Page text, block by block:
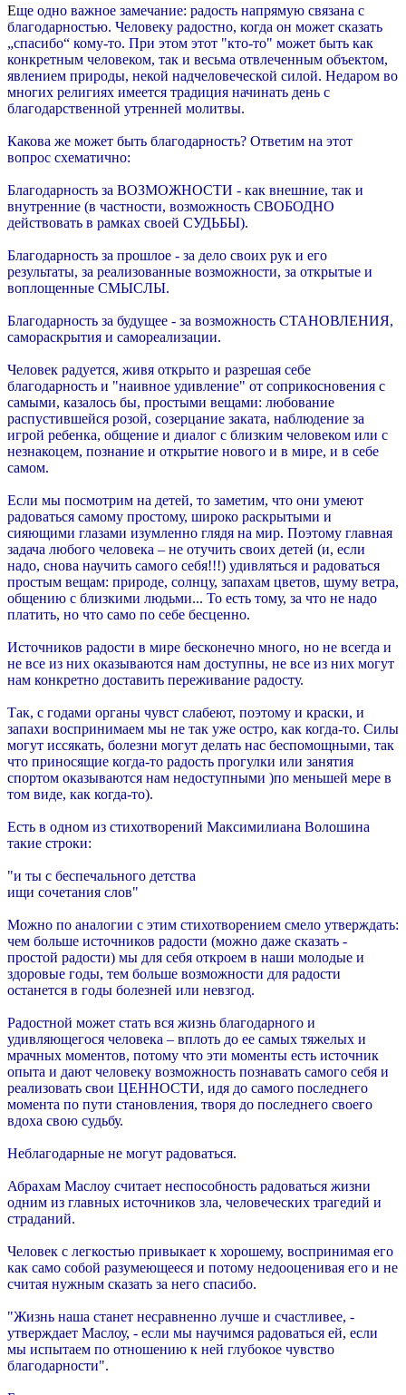
Еще одно важное замечание: радость напрямую связана с
благодарностью. Человеку радостно, когда он может сказать
„спасибо“ кому-то. При этом этот "кто-то" может быть как
конкретным человеком, так и весьма отвлеченным объектом,
явлением природы, некой надчеловеческой силой. Недаром во
многих религиях имеется традиция начинать день с
благодарственной утренней молитвы.
Какова же может быть благодарность? Ответим на этот
вопрос схематично:
Благодарность за ВОЗМОЖНОСТИ - как внешние, так и
внутренние (в частности, возможность СВОБОДНО
действовать в рамках своей СУДЬБЫ).
Благодарность за прошлое - за дело своих рук и его
результаты, за реализованные возможности, за открытые и
воплощенные СМЫСЛЫ.
Благодарность за будущее - за возможность СТАНОВЛЕНИЯ,
самораскрытия и самореализации.
Человек радуется, живя открыто и разрешая себе
благодарность и "наивное удивление" от соприкосновения с
самыми, казалось бы, простыми вещами: любование
распустившейся розой, созерцание заката, наблюдение за
игрой ребенка, общение и диалог с близким человеком или с
незнакоцем, познание и открытие нового и в мире, и в себе
самом.
Если мы посмотрим на детей, то заметим, что они умеют
радоваться самому простому, широко раскрытыми и
сияющими глазами изумленно глядя на мир. Поэтому главная
задача любого человека – не отучить своих детей (и, если
надо, снова научить самого себя!!!) удивляться и радоваться
простым вещам: природе, солнцу, запахам цветов, шуму ветра,
общению с близкими людьми... То есть тому, за что не надо
платить, но что само по себе бесценно.
Источников радости в мире бесконечно много, но не всегда и
не все из них оказываются нам доступны, не все из них могут
нам конкретно доставить переживание радосту.
Так, с годами органы чувст слабеют, поэтому и краски, и
запахи воспринимаем мы не так уже остро, как когда-то. Силы
могут иссякать, болезни могут делать нас беспомощными, так
что приносящие когда-то радость прогулки или занятия
спортом оказываются нам недоступными )по меньшей мере в
том виде, как когда-то).
Есть в одном из стихотворений Максимилиана Волошина
такие строки:
"и ты с беспечального детства
ищи сочетания слов"
Можно по аналогии с этим стихотворением смело утверждать:
чем больше источников радости (можно даже сказать -
простой радости) мы для себя откроем в наши молодые и
здоровые годы, тем больше возможности для радости
останется в годы болезней или невзгод.
Радостной может стать вся жизнь благодарного и
удивляющегося человека – вплоть до ее самых тяжелых и
мрачных моментов, потому что эти моменты есть источник
опыта и дают человеку возможность познавать самого себя и
реализовать свои ЦЕННОСТИ, идя до самого последнего
момента по пути становления, творя до последнего своего
вдоха свою судьбу.
Неблагодарные не могут радоваться.
Абрахам Маслоу считает неспособность радоваться жизни
одним из главных источников зла, человеческих трагедий и
страданий.
Человек с легкостью привыкает к хорошему, воспринимая его
как само собой разумеющееся и потому недооценивая его и не
считая нужным сказать за него спасибо.
"Жизнь наша станет несравненно лучше и счастливее, -
утверждает Маслоу, - если мы научимся радоваться ей, если
мы испытаем по отношению к ней глубокое чувство
благодарности".